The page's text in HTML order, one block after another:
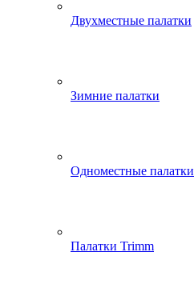
Двухместные палатки
Зимние палатки
Одноместные палатки
Палатки Trimm